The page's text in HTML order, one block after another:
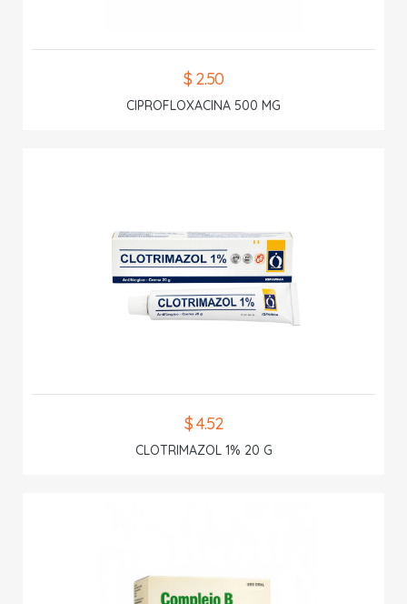
$ 2.50
CIPROFLOXACINA 500 MG
$ 4.52
CLOTRIMAZOL 1% 20 G